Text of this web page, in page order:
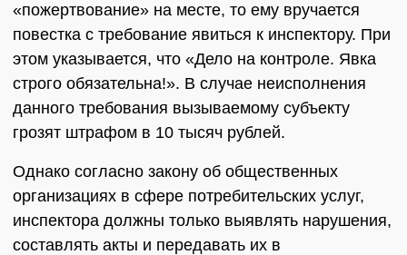
«пожертвование» на месте, то ему вручается
повестка с требование явиться к инспектору. При
этом указывается, что «Дело на контроле. Явка
строго обязательна!». В случае неисполнения
данного требования вызываемому субъекту
грозят штрафом в 10 тысяч рублей.
Однако согласно закону об общественных
организациях в сфере потребительских услуг,
инспектора должны только выявлять нарушения,
составлять акты и передавать их в